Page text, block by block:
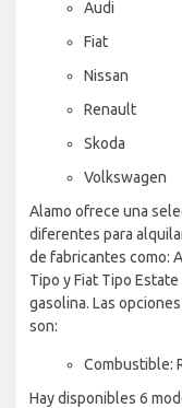
Audi
Fiat
Nissan
Renault
Skoda
Volkswagen
Alamo ofrece una
diferentes para
de fabricantes como:
Tipo y Fiat Tipo
gasolina. Las
son:
Combustible:
Hay disponibles 6